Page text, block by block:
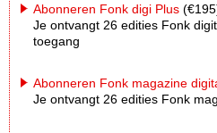
Abonneren Fonk digi Plus
Je ontvangt 26 edities Fonk
toegang
Abonneren Fonk magazine
Je ontvangt 26 edities Fonk